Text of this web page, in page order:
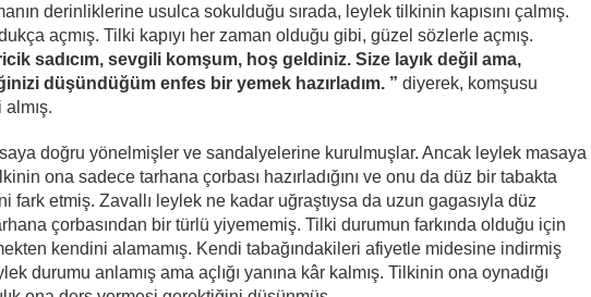
derinliklerine usulca sokulduğu sırada, leylek tilkinin kapısını çalmış.
açmış. Tilki kapıyı her zaman olduğu gibi, güzel sözlerle açmış.
sadıcım, sevgili komşum, hoş geldiniz. Size layık değil ama,
düşündüğüm enfes bir yemek hazırladım. ” diyerek, komşusu
doğru yönelmişler ve sandalyelerine kurulmuşlar. Ancak leylek masaya
ona sadece tarhana çorbası hazırladığını ve onu da düz bir tabakta
fark etmiş. Zavallı leylek ne kadar uğraştıysa da uzun gagasıyla düz
çorbasından bir türlü yiyememiş. Tilki durumun farkında olduğu için
kendini alamamış. Kendi tabağındakileri afiyetle midesine indirmiş
durumu anlamış ama açlığı yanına kâr kalmış. Tilkinin ona oynadığı